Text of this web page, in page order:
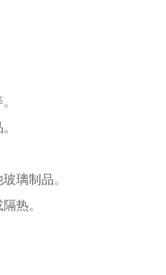
璃制品。
热。